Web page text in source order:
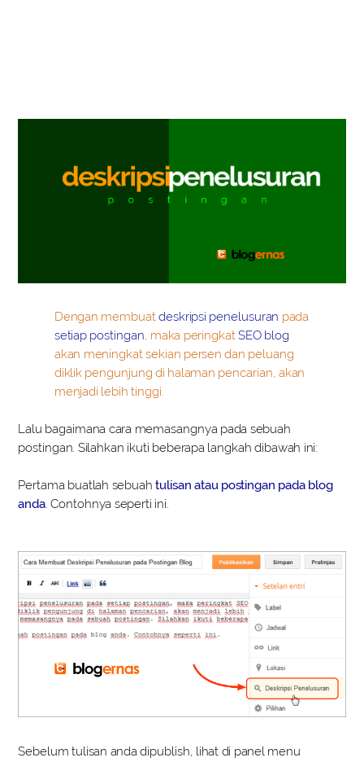
Dengan membuatdeskripsi penelusuran pada
setiap postingan, maka peringkatSEO blog
akan meningkat sekian persen dan peluang
diklik pengunjung di halaman pencarian, akan
menjadi lebih tinggi.
Lalu bagaimana cara memasangnya pada sebuah
postingan. Silahkan ikuti beberapa langkah dibawah ini:
Pertama buatlah sebuahtulisan atau postingan pada blog
anda. Contohnya seperti ini.
Sebelum tulisan anda dipublish, lihat di panel menu